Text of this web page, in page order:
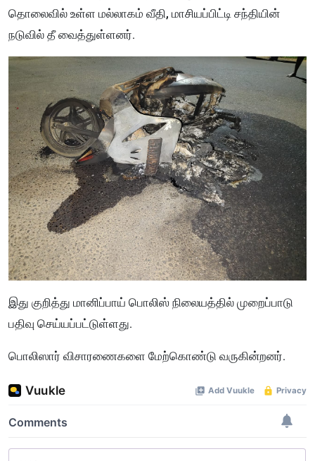
தொலைவில் உள்ள மல்லாகம் வீதி, மாசியப்பிட்டி சந்தியின்
நடுவில் தீ வைத்துள்ளனர்.
இது குறித்து மானிப்பாய் பொலிஸ் நிலையத்தில் முறைப்பாடு
பதிவு செய்யப்பட்டுள்ளது.
பொலிஸார் விசாரணைகளை மேற்கொண்டு வருகின்றனர்.